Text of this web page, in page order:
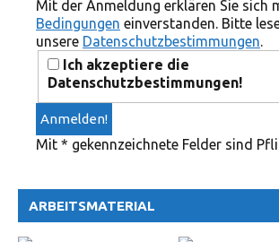
Mit der Anmeldung erklären Sie sich
Bedingungen einverstanden. Bitte
unsere Datenschutzbestimmungen
Ich akzeptiere die
Datenschutzbestimmungen!
Mit * gekennzeichnete Felder sind
ARBEITSMATERIAL